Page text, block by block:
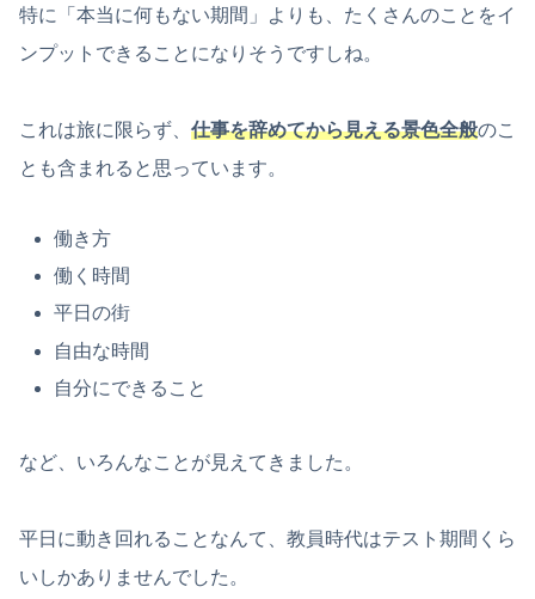
特に「本当に何もない期間」よりも、たくさんのことをイ
ンプットできることになりそうですしね。
これは旅に限らず、 仕事を辞めてから見える景色全般のこ
とも含まれると思っています。
働き方
働く時間
平日の街
自由な時間
自分にできること
など、いろんなことが見えてきました。
平日に動き回れることなんて、教員時代はテスト期間くら
いしかありませんでした。